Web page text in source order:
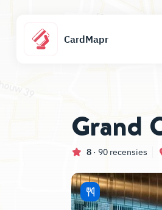
CardMapr
Grand
8 · 90 recensies